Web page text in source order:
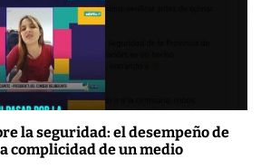
la seguridad: el desempeño de
complicidad de un medio